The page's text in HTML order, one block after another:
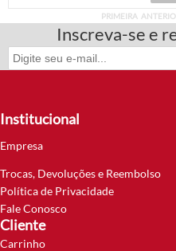
PRIMEIRA
Inscreva-se e
Institucional
Empresa
Trocas, Devoluções e Reembolso
Política de Privacidade
Fale Conosco
Cliente
Carrinho